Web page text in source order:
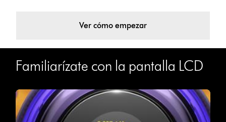
Ver cómo empezar
Familiarízate con la pantalla LCD